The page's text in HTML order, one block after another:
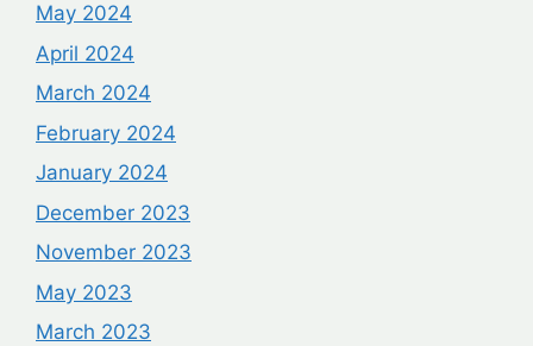
May 2024
April 2024
March 2024
February 2024
January 2024
December 2023
November 2023
May 2023
March 2023